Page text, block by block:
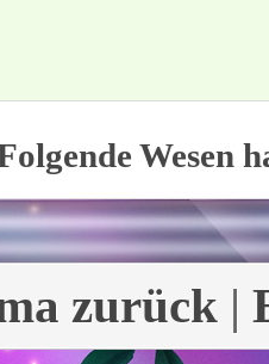
Wesen
zurück |